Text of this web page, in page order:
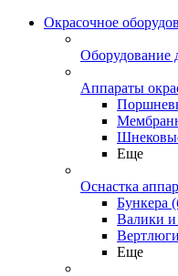
Окрасочное
Оборудование
Аппараты
Еще
Оснастка
Бункера
Валики
Вертлюги
Еще